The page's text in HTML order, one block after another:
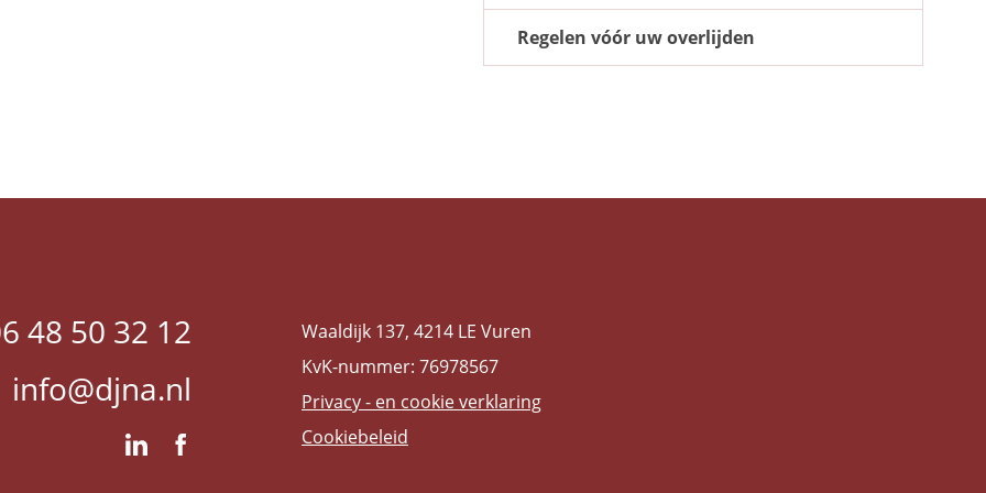
Regelen vóór uw overlijden
48 50 32 12
info@djna.nl
Waaldijk 137, 4214 LE Vuren
KvK-nummer: 76978567
Privacy - en cookie verklaring
Cookiebeleid